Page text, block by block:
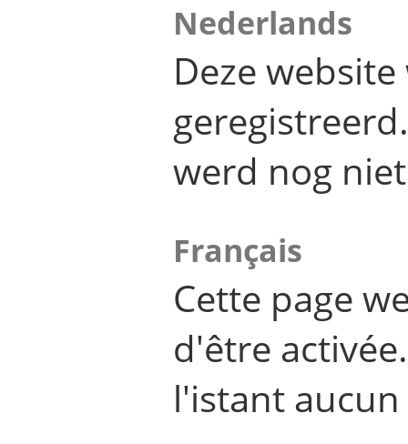
Nederlands
Deze
werd nog
Français
Cette page
d'être
l'istant